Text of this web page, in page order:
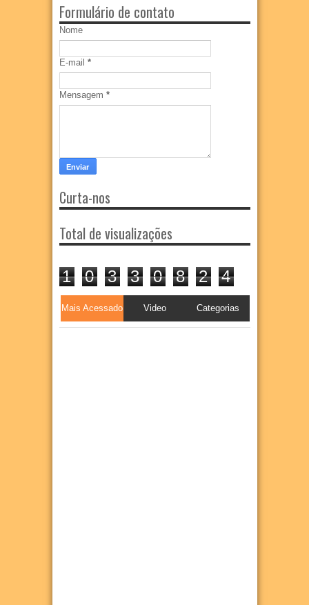
Formulário de contato
Nome
E-mail *
Mensagem *
Curta-nos
Total de visualizações
1 0 3 3 0 8 2 4
Mais Acessado Video Categorias